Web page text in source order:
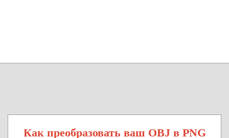
Как преобразовать ваш OBJ в PNG